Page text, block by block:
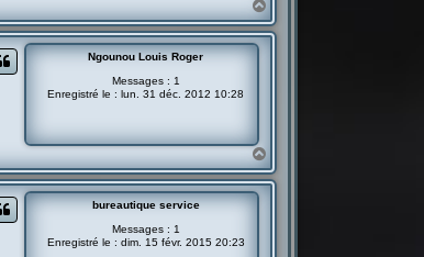
a
u
Ngounou Louis Roger
Messages : 1
Enregistré le : lun. 31 déc. 2012 10:28
a
u
bureautique service
Messages : 1
Enregistré le : dim. 15 févr. 2015 20:23